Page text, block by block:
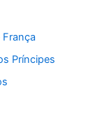
Príncipes